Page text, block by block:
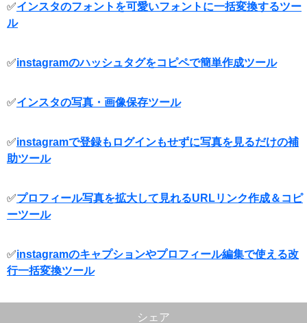
✅インスタのフォントを可愛いフォントに一括変換するツー
ル
✅instagramのハッシュタグをコピペで簡単作成ツール
✅インスタの写真・画像保存ツール
✅instagramで登録もログインもせずに写真を見るだけの補
助ツール
✅プロフィール写真を拡大して見れるURLリンク作成＆コピ
ーツール
✅instagramのキャプションやプロフィール編集で使える改
行一括変換ツール
シェア